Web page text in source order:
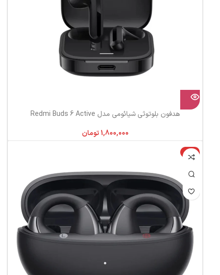
هدفون بلوتوثی شیائومی مدل Redmi Buds 6 Active
تومان
-5%